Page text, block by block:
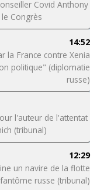
Covid Anthony
Congrès
14:52
la France contre Xenia
politique" (diplomatie
russe)
l'auteur de l'attentat
(tribunal)
12:29
un navire de la flotte
fantôme russe (tribunal)